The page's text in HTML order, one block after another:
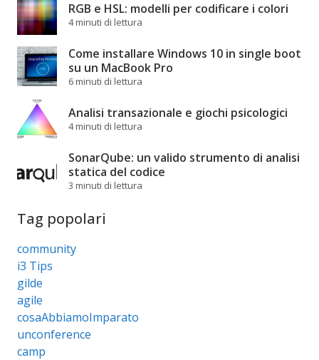
RGB e HSL: modelli per codificare i colori
4 minuti di lettura
Come installare Windows 10 in single boot
su un MacBook Pro
6 minuti di lettura
Analisi transazionale e giochi psicologici
4 minuti di lettura
SonarQube: un valido strumento di analisi
statica del codice
3 minuti di lettura
Tag popolari
community
i3 Tips
gilde
agile
cosaAbbiamoImparato
unconference
camp